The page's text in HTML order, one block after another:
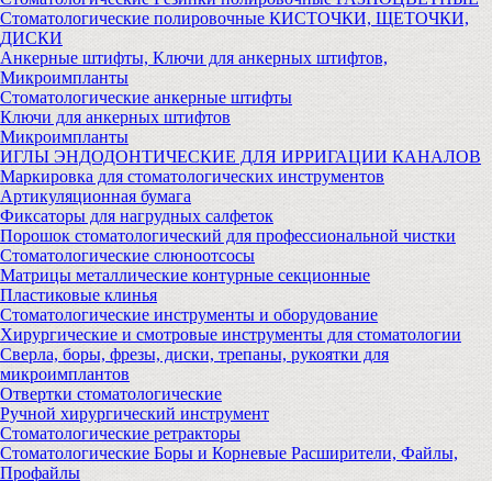
Стоматологические полировочные КИСТОЧКИ, ЩЕТОЧКИ,
ДИСКИ
Анкерные штифты, Ключи для анкерных штифтов,
Микроимпланты
Стоматологические анкерные штифты
Ключи для анкерных штифтов
Микроимпланты
ИГЛЫ ЭНДОДОНТИЧЕСКИЕ ДЛЯ ИРРИГАЦИИ КАНАЛОВ
Маркировка для стоматологических инструментов
Артикуляционная бумага
Фиксаторы для нагрудных салфеток
Порошок стоматологический для профессиональной чистки
Стоматологические слюноотсосы
Матрицы металлические контурные секционные
Пластиковые клинья
Стоматологические инструменты и оборудование
Хирургические и смотровые инструменты для стоматологии
Сверла, боры, фрезы, диски, трепаны, рукоятки для
микроимплантов
Отвертки стоматологические
Ручной хирургический инструмент
Стоматологические ретракторы
Стоматологические Боры и Корневые Расширители, Файлы,
Профайлы